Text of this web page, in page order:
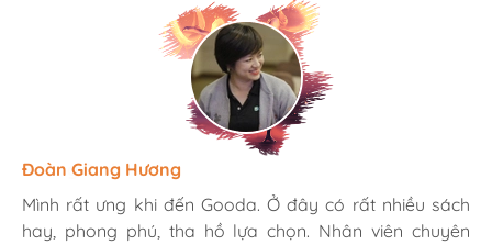
Hương Suri
Mình rất ưng khi đến Gooda. Ở đây có rất nhiều sách
hay, phong phú, tha hồ lựa chọn. Nhân viên chuyên
Đoàn Giang Hương
Mình rất ưng khi đến Gooda. Ở đây có rất nhiều sách
hay, phong phú, tha hồ lựa chọn. Nhân viên chuyên
Ngọc Anh
Mình rất ưng khi đến Gooda. Ở đây có rất nhiều sách
hay, phong phú, tha hồ lựa chọn. Nhân viên chuyên